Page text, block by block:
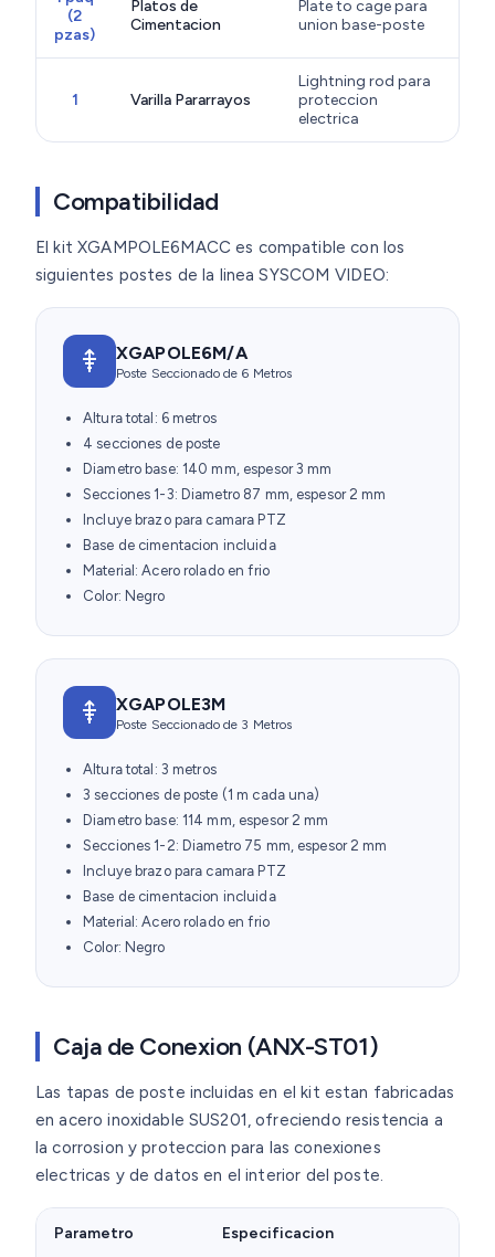
(2
pzas)
Platos de
Cimentacion
Plate to cage para
union base-poste
1 Varilla Pararrayos
Lightning rod para
proteccion
electrica
Compatibilidad
El kit XGAMPOLE6MACC es compatible con los
siguientes postes de la linea SYSCOM VIDEO:
XGAPOLE6M/A
Poste Seccionado de 6 Metros
Altura total: 6 metros
4 secciones de poste
Diametro base: 140 mm, espesor 3 mm
Secciones 1-3: Diametro 87 mm, espesor 2 mm
Incluye brazo para camara PTZ
Base de cimentacion incluida
Material: Acero rolado en frio
Color: Negro
XGAPOLE3M
Poste Seccionado de 3 Metros
Altura total: 3 metros
3 secciones de poste (1 m cada una)
Diametro base: 114 mm, espesor 2 mm
Secciones 1-2: Diametro 75 mm, espesor 2 mm
Incluye brazo para camara PTZ
Base de cimentacion incluida
Material: Acero rolado en frio
Color: Negro
Caja de Conexion (ANX-ST01)
Las tapas de poste incluidas en el kit estan fabricadas
en acero inoxidable SUS201, ofreciendo resistencia a
la corrosion y proteccion para las conexiones
electricas y de datos en el interior del poste.
Parametro Especificacion